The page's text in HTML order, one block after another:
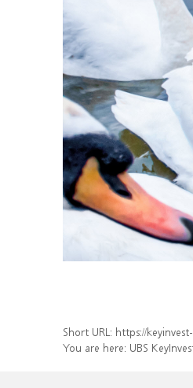
Short URL: https://
You are here: UBS